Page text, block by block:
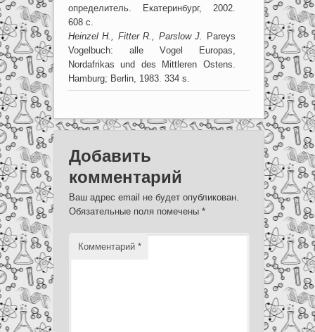
определитель. Екатеринбург, 2002.
608 с.
Heinzel H., Fitter R., Parslow J.
Pareys
Vogelbuch: alle Vоgel Europas,
Nordafrikas und des Mittleren Ostens.
Hamburg; Berlin, 1983. 334 s.
Добавить
комментарий
Ваш адрес email не будет опубликован.
Обязательные поля помечены *
Комментарий *